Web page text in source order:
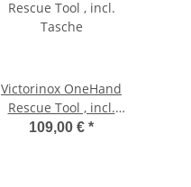
Victorinox OneHand
Rescue Tool , incl.
Tasche
109,00 € *